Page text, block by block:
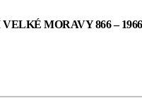
MORAVY 866 – 1966